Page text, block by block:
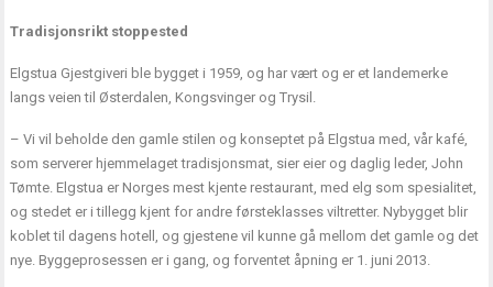
Tradisjonsrikt stoppested
Elgstua Gjestgiveri ble bygget i 1959, og har vært og er et landemerke
langs veien til Østerdalen, Kongsvinger og Trysil.
– Vi vil beholde den gamle stilen og konseptet på Elgstua med, vår kafé,
som serverer hjemmelaget tradisjonsmat, sier eier og daglig leder, John
Tømte. Elgstua er Norges mest kjente restaurant, med elg som spesialitet,
og stedet er i tillegg kjent for andre førsteklasses viltretter. Nybygget blir
koblet til dagens hotell, og gjestene vil kunne gå mellom det gamle og det
nye. Byggeprosessen er i gang, og forventet åpning er 1. juni 2013.